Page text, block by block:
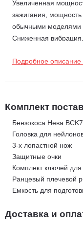
Увеличенная
зажигания,
обычными моделями
Сниженная
вибрации
Подробное описание
Комплект
Бензокоса Нева
Головка для
3-х лопастной нож
Защитные очки
Комплект ключей
Ранцевый плечевой
Емкость для
Доставка и